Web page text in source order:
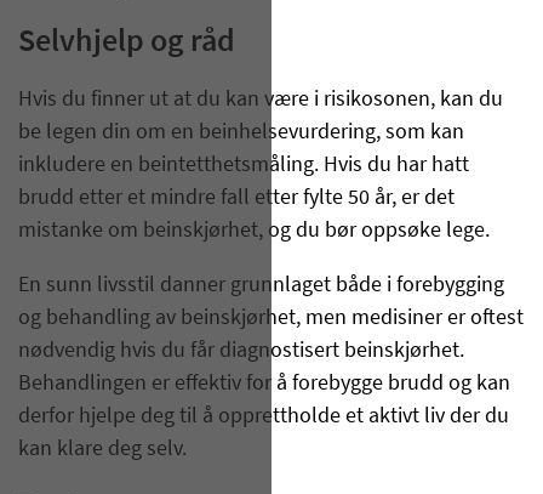
Selvhjelp og råd
Hvis du finner ut at du kan være i risikosonen, kan du
be legen din om en beinhelsevurdering, som kan
inkludere en beintetthetsmåling. Hvis du har hatt
brudd etter et mindre fall etter fylte 50 år, er det
mistanke om beinskjørhet, og du bør oppsøke lege.
En sunn livsstil danner grunnlaget både i forebygging
og behandling av beinskjørhet, men medisiner er oftest
nødvendig hvis du får diagnostisert beinskjørhet.
Behandlingen er effektiv for å forebygge brudd og kan
derfor hjelpe deg til å opprettholde et aktivt liv der du
kan klare deg selv.